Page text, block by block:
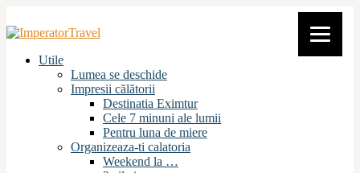
Utile
Lumea se deschide
Impresii călătorii
Destinatia Eximtur
Cele 7 minuni ale lumii
Pentru luna de miere
Organizeaza-ti calatoria
Weekend la …